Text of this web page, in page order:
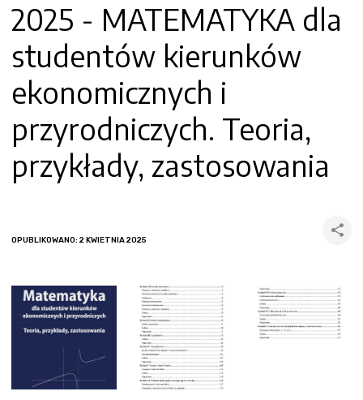
2025 - MATEMATYKA dla
studentów kierunków
ekonomicznych i
przyrodniczych. Teoria,
przykłady, zastosowania
OPUBLIKOWANO: 2 KWIETNIA 2025